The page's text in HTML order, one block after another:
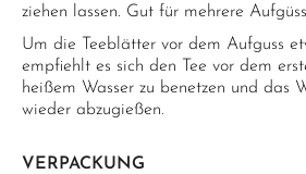
ziehen lassen. Gut für mehrere
Um die Teeblätter vor dem Aufguss
empfiehlt es sich den Tee vor dem
heißem Wasser zu benetzen und das
wieder abzugießen.
VERPACKUNG